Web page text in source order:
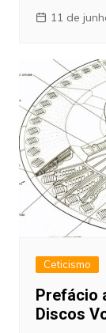
11 de
Ceticismo
Prefácio
Discos